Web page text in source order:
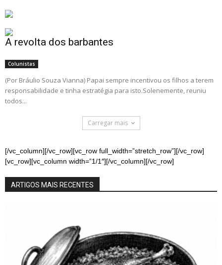
A revolta dos barbantes
Colunistas
(Por Bráulio Souza Vianna) Papai sempre incentivou os filhos a terem
responsabilidade e tinha estratégia para isto.Solenemente, reuniu
todos...
Carregar mais
[/vc_column][/vc_row][vc_row full_width=”stretch_row”][/vc_row]
[vc_row][vc_column width=”1/1″][/vc_column][/vc_row]
ARTIGOS MAIS RECENTES